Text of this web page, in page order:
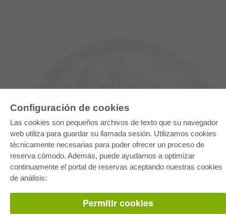
Configuración de cookies
Las cookies son pequeños archivos de texto que su navegador
web utiliza para guardar su llamada sesión. Utilizamos cookies
técnicamente necesarias para poder ofrecer un proceso de
reserva cómodo. Además, puede ayudarnos a optimizar
continuamente el portal de reservas aceptando nuestras cookies
de análisis:
Permitir cookies
E-COLLECTION
Paquete entero
Paquete de especialidades
Preguntas mas frequentes(FAQ)